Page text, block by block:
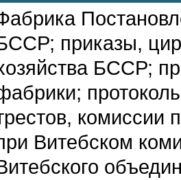
приказы,
БССР;
комиссии
Витебском